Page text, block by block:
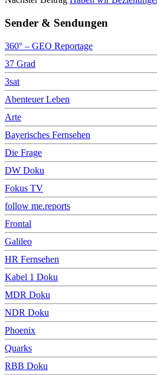
Sender & Sendungen
360° – GEO Reportage
37 Grad
3sat
Abenteuer Leben
Arte
Bayerisches Fernsehen
Die Frage
DW Doku
Fokus TV
follow me.reports
Frontal
Galileo
HR Fernsehen
Kabel 1 Doku
MDR Doku
NDR Doku
Phoenix
Quarks
RBB Doku